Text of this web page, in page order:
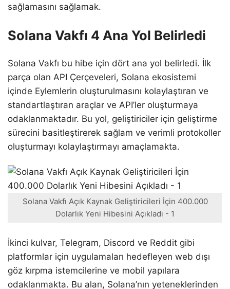
sağlamasını sağlamak.
Solana Vakfı 4 Ana Yol Belirledi
Solana Vakfı bu hibe için dört ana yol belirledi. İlk
parça olan API Çerçeveleri, Solana ekosistemi
içinde Eylemlerin oluşturulmasını kolaylaştıran ve
standartlaştıran araçlar ve API’ler oluşturmaya
odaklanmaktadır. Bu yol, geliştiriciler için geliştirme
sürecini basitleştirerek sağlam ve verimli protokoller
oluşturmayı kolaylaştırmayı amaçlamakta.
Solana Vakfı Açık Kaynak Geliştiricileri İçin 400.000
Dolarlık Yeni Hibesini Açıkladı - 1
İkinci kulvar, Telegram, Discord ve Reddit gibi
platformlar için uygulamaları hedefleyen web dışı
göz kırpma istemcilerine ve mobil yapılara
odaklanmakta. Bu alan, Solana’nın yeteneklerinden